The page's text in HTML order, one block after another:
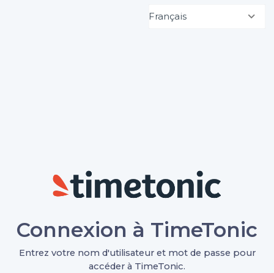
Français
Connexion à TimeTonic
Entrez votre nom d'utilisateur et mot de passe pour
accéder à TimeTonic.